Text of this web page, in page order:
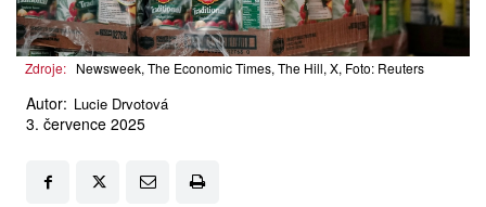
Zdroje: Newsweek, The Economic Times, The Hill, X, Foto: Reuters
Autor: Lucie Drvotová
3. července 2025